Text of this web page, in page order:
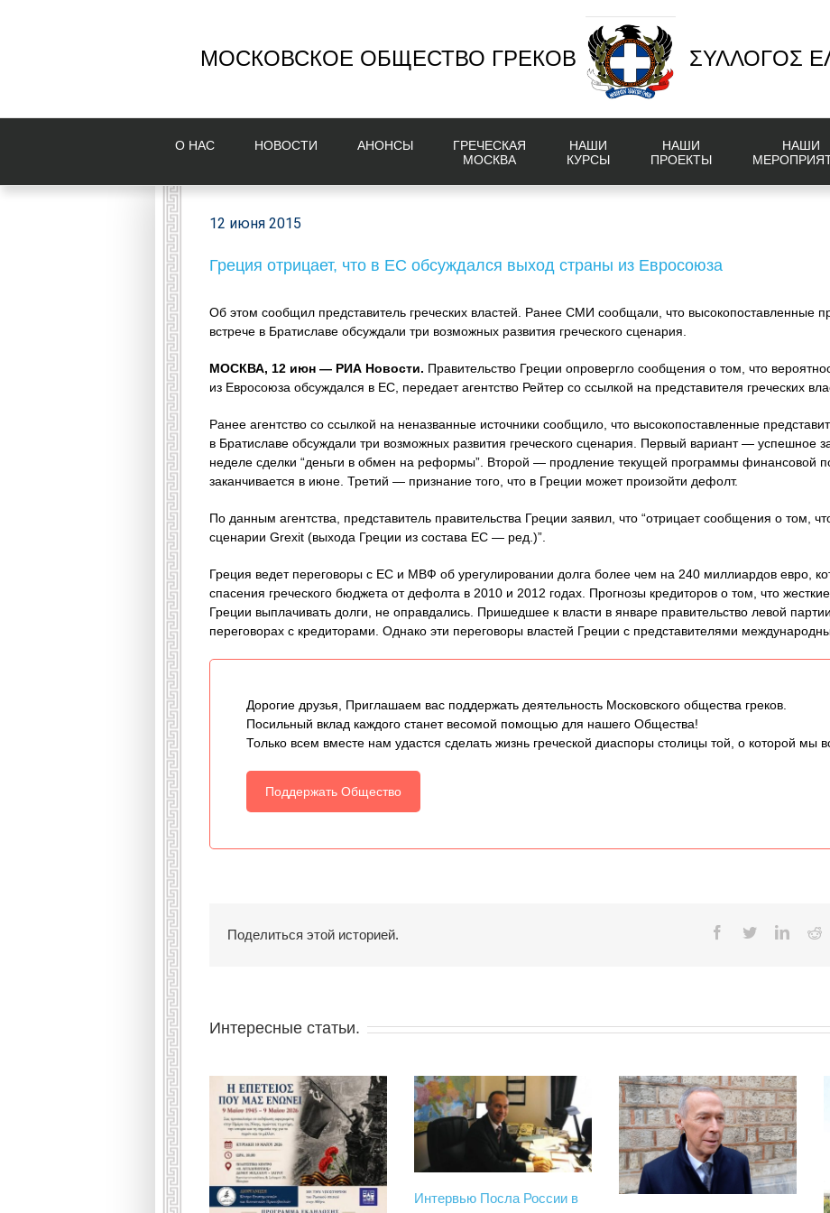
МОСКОВСКОЕ ОБЩЕСТВО ГРЕКОВ ΣΥΛΛΟΓΟΣ
О НAС НОВОСТИ AНОНСЫ
ГРЕЧЕСКАЯ
МОСКВА
НАШИ
КУРСЫ
НАШИ
ПРОЕКТЫ
НАШИ
12 июня 2015
Греция отрицает, что в ЕС обсуждался выход страны из Евросоюза
Об этом сообщил представитель греческих властей. Ранее СМИ сообщали, что высокопоставленные
встрече в Братиславе обсуждали три возможных развития греческого сценария.
МОСКВА, 12 июн — РИА Новости. Правительство Греции опровергло сообщения о том, что
из Евросоюза обсуждался в ЕС, передает агентство Рейтер со ссылкой на представителя греческих
Ранее агентство со ссылкой на неназванные источники сообщило, что высокопоставленные
в Братиславе обсуждали три возможных развития греческого сценария. Первый вариант — успешное
неделе сделки “деньги в обмен на реформы”. Второй — продление текущей программы финансовой
заканчивается в июне. Третий — признание того, что в Греции может произойти дефолт.
По данным агентства, представитель правительства Греции заявил, что “отрицает сообщения о том,
сценарии Grexit (выхода Греции из состава ЕС — ред.)”.
Греция ведет переговоры с ЕС и МВФ об урегулировании долга более чем на 240 миллиардов евро,
спасения греческого бюджета от дефолта в 2010 и 2012 годах. Прогнозы кредиторов о том, что
Греции выплачивать долги, не оправдались. Пришедшее к власти в январе правительство левой
переговорах с кредиторами. Однако эти переговоры властей Греции с представителями
Дорогие друзья, Приглашаем вас поддержать деятельность Московского общества греков.
Посильный вклад каждого станет весомой помощью для нашего Общества!
Только всем вместе нам удастся сделать жизнь греческой диаспоры столицы той, о которой мы
Поддержать Общество
Поделиться этой историей. Facebook
Twitter
Интересные статьи.
Интервью Посла России в